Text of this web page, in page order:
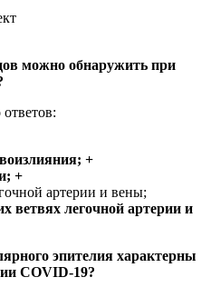
можно обнаружить при
+
+
артерии и вены;
ветвях легочной артерии и
эпителия характерны
COVID-19?